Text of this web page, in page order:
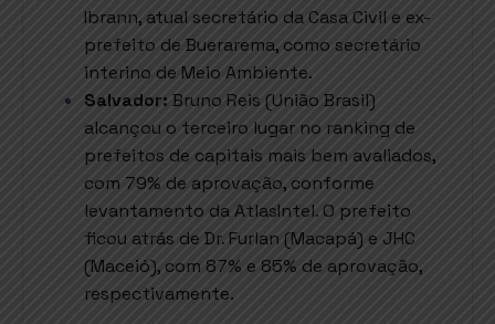
Ibrann, atual secretário da Casa Civil e ex-
prefeito de Buerarema, como secretário
interino de Meio Ambiente.
Salvador: Bruno Reis (União Brasil)
alcançou o terceiro lugar no ranking de
prefeitos de capitais mais bem avaliados,
com 79% de aprovação, conforme
levantamento da AtlasIntel. O prefeito
ficou atrás de Dr. Furlan (Macapá) e JHC
(Maceió), com 87% e 85% de aprovação,
respectivamente.